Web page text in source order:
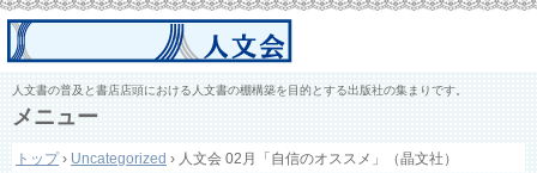
人文書の普及と書店店頭における人文書の棚構築を目的とする出版社の集まりです。
メニュー
ントップ › Uncategorized › 人文会 02月「自信のオススメ」（晶文社）